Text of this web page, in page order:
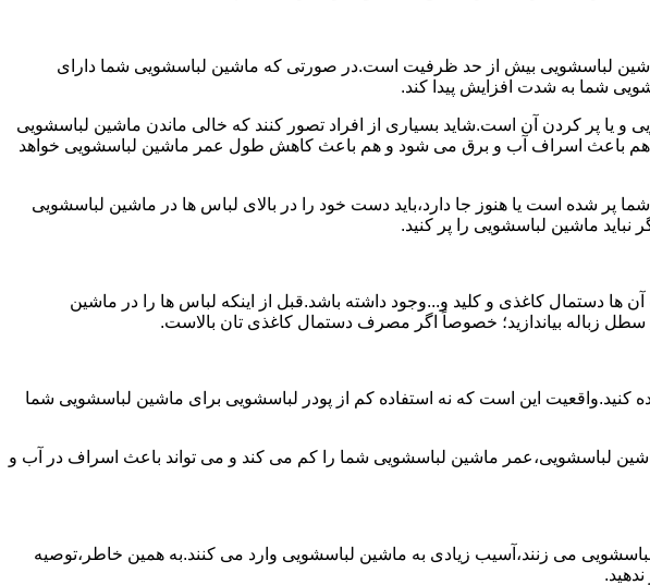
ماشین لباسشویی بیش از حد ظرفیت است.در صورتی که ماشین لباسشویی شما دارای
پر کردن آن است.شاید بسیاری از افراد تصور کنند که خالی ماندن ماشین لباسشویی
هم باعث اسراف آب و برق می شود و هم باعث کاهش طول عمر ماشین لباسشویی خواهد
شده است یا هنوز جا دارد،باید دست خود را در بالای لباس ها در ماشین لباسشویی
کاغذی و کلید و...وجود داشته باشد.قبل از اینکه لباس ها را در ماشین
سطل زباله بیاندازید؛ خصوصاً اگر مصرف دستمال کاغذی تان بالاست.
کنید.واقعیت این است که نه استفاده کم از پودر لباسشویی برای ماشین لباسشویی شما
لباسشویی،عمر ماشین لباسشویی شما را کم می کند و می تواند باعث اسراف در آب و
می زنند،آسیب زیادی به ماشین لباسشویی وارد می کنند.به همین خاطر،توصیه